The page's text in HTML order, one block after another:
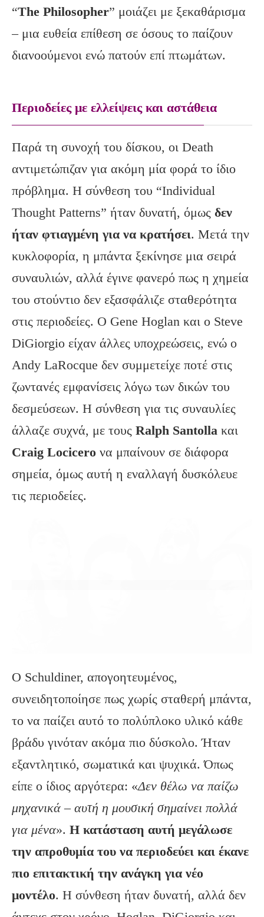
“The Philosopher” μοιάζει με ξεκαθάρισμα
– μια ευθεία επίθεση σε όσους το παίζουν
διανοούμενοι ενώ πατούν επί πτωμάτων.
Περιοδείες με ελλείψεις και αστάθεια
Παρά τη συνοχή του δίσκου, οι Death
αντιμετώπιζαν για ακόμη μία φορά το ίδιο
πρόβλημα. Η σύνθεση του “Individual
Thought Patterns” ήταν δυνατή, όμως δεν
ήταν φτιαγμένη για να κρατήσει. Μετά την
κυκλοφορία, η μπάντα ξεκίνησε μια σειρά
συναυλιών, αλλά έγινε φανερό πως η χημεία
του στούντιο δεν εξασφάλιζε σταθερότητα
στις περιοδείες. Ο Gene Hoglan και ο Steve
DiGiorgio είχαν άλλες υποχρεώσεις, ενώ ο
Andy LaRocque δεν συμμετείχε ποτέ στις
ζωντανές εμφανίσεις λόγω των δικών του
δεσμεύσεων. Η σύνθεση για τις συναυλίες
άλλαζε συχνά, με τους Ralph Santolla και
Craig Locicero να μπαίνουν σε διάφορα
σημεία, όμως αυτή η εναλλαγή δυσκόλευε
τις περιοδείες.
Ο Schuldiner, απογοητευμένος,
συνειδητοποίησε πως χωρίς σταθερή μπάντα,
το να παίζει αυτό το πολύπλοκο υλικό κάθε
βράδυ γινόταν ακόμα πιο δύσκολο. Ήταν
εξαντλητικό, σωματικά και ψυχικά. Όπως
είπε ο ίδιος αργότερα: «Δεν θέλω να παίζω
μηχανικά – αυτή η μουσική σημαίνει πολλά
για μένα». Η κατάσταση αυτή μεγάλωσε
την απροθυμία του να περιοδεύει και έκανε
πιο επιτακτική την ανάγκη για νέο
μοντέλο. Η σύνθεση ήταν δυνατή, αλλά δεν